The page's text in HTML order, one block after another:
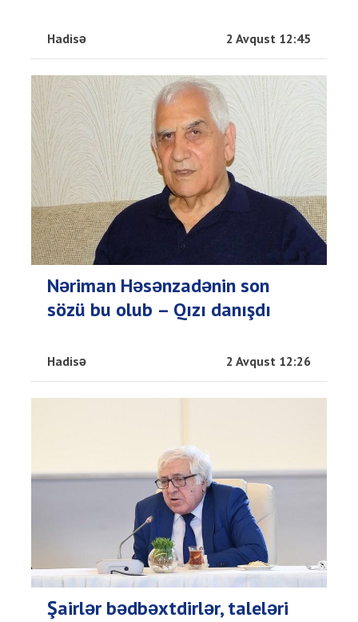
Hadisə 2 Avqust 12:45
Nəriman Həsənzadənin son
sözü bu olub – Qızı danışdı
Hadisə 2 Avqust 12:26
Şairlər bədbəxtdirlər, taleləri